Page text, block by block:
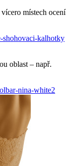
místech ocení
oblast – např.